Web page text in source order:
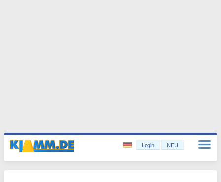
Login NEU